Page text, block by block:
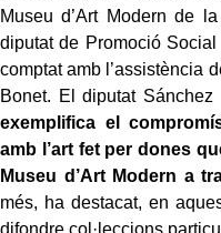
Museu d’Art Modern de
diputat de Promoció
comptat amb l’assistència
Bonet. El diputat
exemplifica el
amb l’art fet per dones
Museu d’Art Modern a
més, ha destacat, en
difondre col·leccions